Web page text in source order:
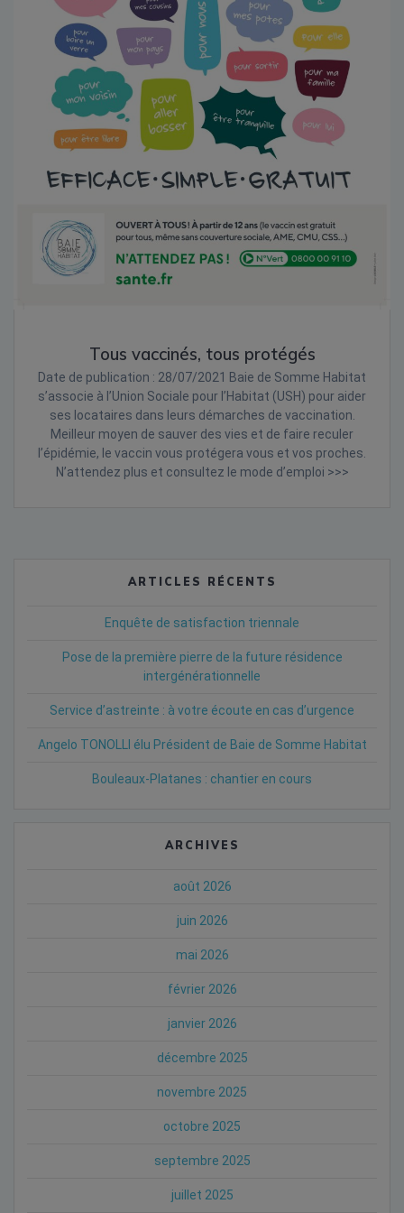
Tous vaccinés, tous protégés
Date de publication : 28/07/2021 Baie de Somme Habitat
s’associe à l’Union Sociale pour l’Habitat (USH) pour aider
ses locataires dans leurs démarches de vaccination.
Meilleur moyen de sauver des vies et de faire reculer
l’épidémie, le vaccin vous protégera vous et vos proches.
N’attendez plus et consultez le mode d’emploi >>>
ARTICLES RÉCENTS
Enquête de satisfaction triennale
Pose de la première pierre de la future résidence
intergénérationnelle
Service d’astreinte : à votre écoute en cas d’urgence
Angelo TONOLLI élu Président de Baie de Somme Habitat
Bouleaux-Platanes : chantier en cours
ARCHIVES
août 2026
juin 2026
mai 2026
février 2026
janvier 2026
décembre 2025
novembre 2025
octobre 2025
septembre 2025
juillet 2025